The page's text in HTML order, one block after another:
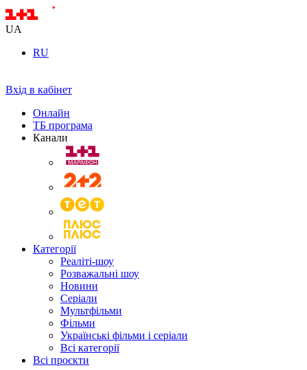
UA
RU
Вхід в кабінет
Онлайн
ТБ програма
Канали
Категорії
Реаліті-шоу
Розважальні шоу
Новини
Серіали
Мультфільми
Фільми
Українські фільми і серіали
Всі категорії
Всі проєкти